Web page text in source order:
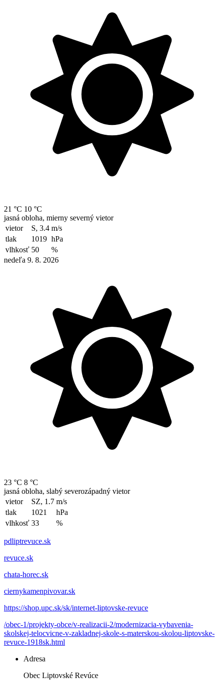
21 °C 10 °C
jasná obloha, mierny severný vietor
vietor
S, 3.4 m/s
tlak
1019 hPa
vlhkosť 50
%
nedeľa 9. 8. 2026
23 °C 8 °C
jasná obloha, slabý severozápadný vietor
vietor
SZ, 1.7 m/s
tlak
1021
hPa
vlhkosť 33 %
pdliptrevuce.sk
revuce.sk
chata-horec.sk
ciernykamenpivovar.sk
https://shop.upc.sk/sk/internet-liptovske-revuce
/obec-1/projekty-obce/v-realizacii-2/modernizacia-vybavenia-
skolskej-telocvicne-v-zakladnej-skole-s-materskou-skolou-liptovske-
revuce-1918sk.html
Adresa
Obec Liptovské Revúce